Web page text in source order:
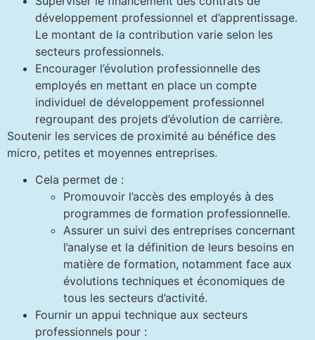
développement professionnel et d’apprentissage.
Le montant de la contribution varie selon les
secteurs professionnels.
Encourager l’évolution professionnelle des
employés en mettant en place un compte
individuel de développement professionnel
regroupant des projets d’évolution de carrière.
Soutenir les services de proximité au bénéfice des
micro, petites et moyennes entreprises.
Cela permet de :
Promouvoir l’accès des employés à des
programmes de formation professionnelle.
Assurer un suivi des entreprises concernant
l’analyse et la définition de leurs besoins en
matière de formation, notamment face aux
évolutions techniques et économiques de
tous les secteurs d’activité.
Fournir un appui technique aux secteurs
professionnels pour :